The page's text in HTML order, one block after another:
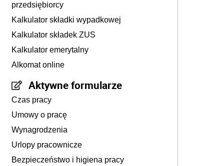
przedsiębiorcy
Kalkulator składki wypadkowej
Kalkulator składek ZUS
Kalkulator emerytalny
Alkomat online
Aktywne formularze
Czas pracy
Umowy o pracę
Wynagrodzenia
Urlopy pracownicze
Bezpieczeństwo i higiena pracy